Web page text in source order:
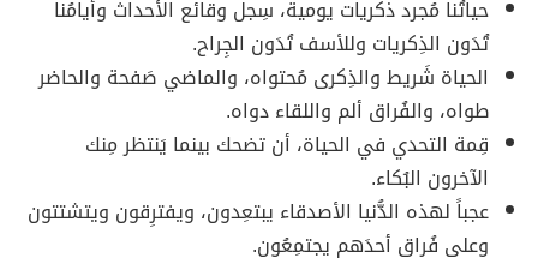
حياتُنا مُجرد ذكريات يومية، سِجل وقائع الأحداث وأيامُنا
تُدَون الذِكريات وللأسف تُدَون الجِراح.
الحياة شَريط والذِكرى مُحتواه، والماضي صَفحة والحاضر
طواه، والفُراق ألم واللقاء دواه.
قِمة التحدي في الحياة، أن تضحك بينما يَنتظر مِنك
الآخرون البُكاء.
عجباً لهذه الدُّنيا الأصدقاء يبتعِدون، ويفترِقون ويتشتتون
وعلى فُراق أحدَهم يجتمِعُون.